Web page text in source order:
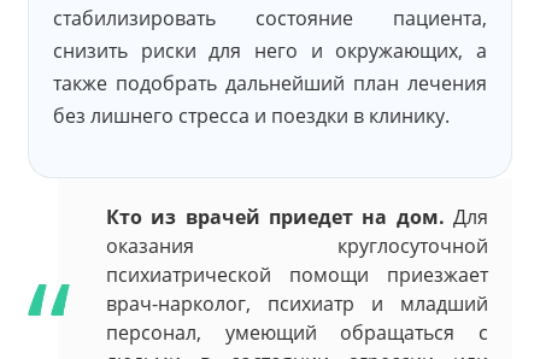
стабилизировать состояние пациента,
снизить риски для него и окружающих, а
также подобрать дальнейший план лечения
без лишнего стресса и поездки в клинику.
Кто из врачей приедет на дом. Для
оказания круглосуточной
психиатрической помощи приезжает
врач-нарколог, психиатр и младший
персонал, умеющий обращаться с